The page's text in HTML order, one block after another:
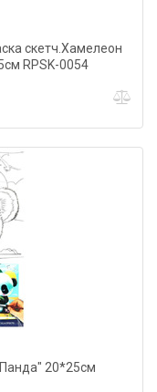
скетч.Хамелеон
RPSK-0054
20*25см